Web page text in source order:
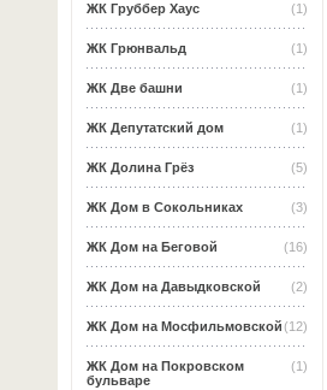
(1)
ЖК Груббер Хаус
(1)
ЖК Грюнвальд
(1)
ЖК Две башни
(1)
ЖК Депутатский дом
(5)
ЖК Долина Грёз
(3)
ЖК Дом в Сокольниках
(16)
ЖК Дом на Беговой
(2)
ЖК Дом на Давыдковской
(12)
ЖК Дом на Мосфильмовской
(1)
ЖК Дом на Покровском
бульваре